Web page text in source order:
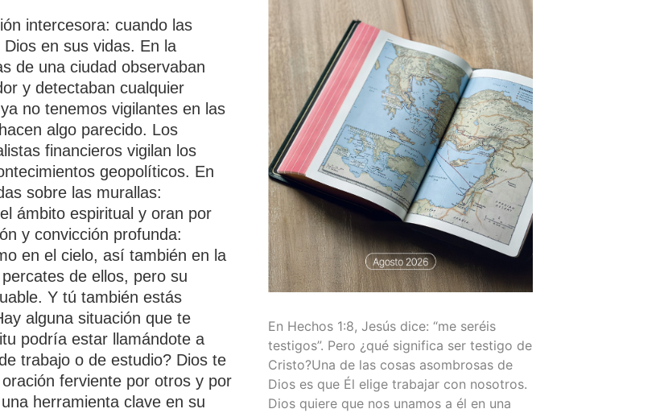
intercesora: cuando las
en sus vidas. En la
de una ciudad observaban
y detectaban cualquier
no tenemos vigilantes en las
algo parecido. Los
financieros vigilan los
geopolíticos. En
sobre las murallas:
ámbito espiritual y oran por
y convicción profunda:
en el cielo, así también en la
de ellos, pero su
Y tú también estás
alguna situación que te
podría estar llamándote a
trabajo o de estudio? Dios te
ferviente por otros y por
herramienta clave en su
En Hechos 1:8, Jesús dice: “me seréis
testigos”. Pero ¿qué significa ser testigo de
Cristo?Una de las cosas asombrosas de
Dios es que Él elige trabajar con nosotros.
Dios quiere que nos unamos a él en una